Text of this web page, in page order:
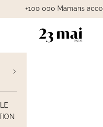
+100 000 Mamans
23 Mai Paris